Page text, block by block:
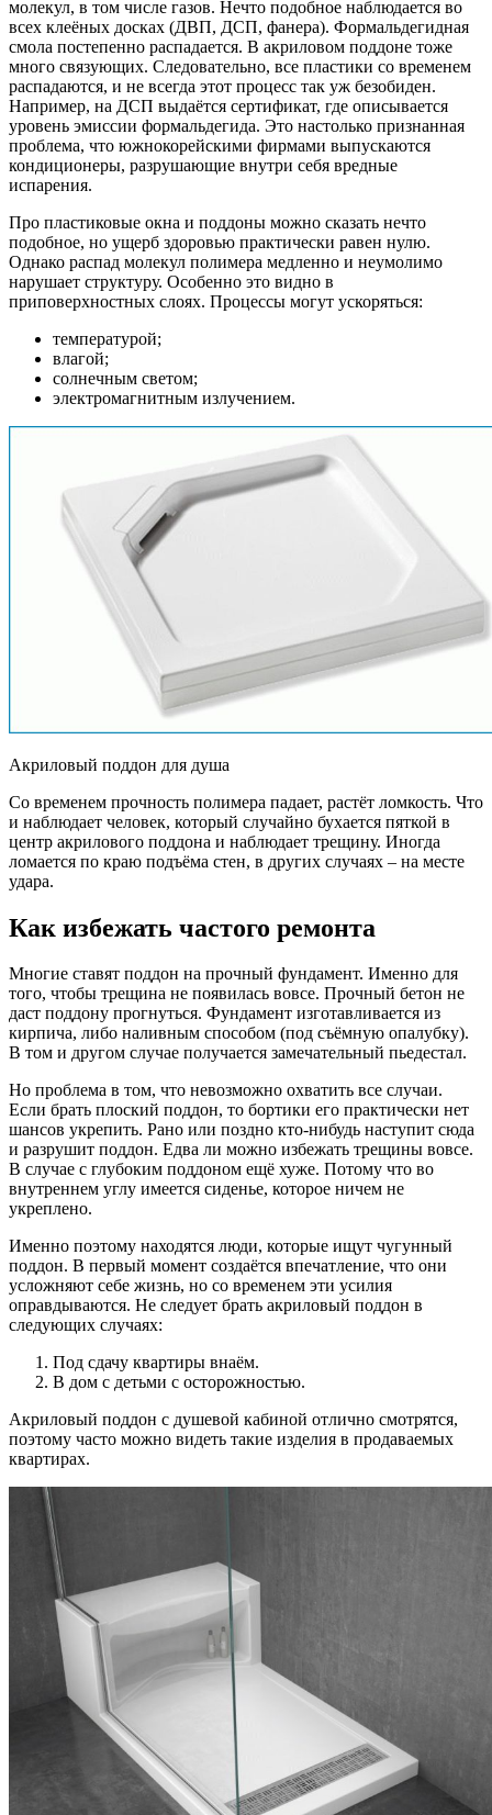
молекул, в том числе газов. Нечто подобное наблюдается во
всех клеёных досках (ДВП, ДСП, фанера). Формальдегидная
смола постепенно распадается. В акриловом поддоне тоже
много связующих. Следовательно, все пластики со временем
распадаются, и не всегда этот процесс так уж безобиден.
Например, на ДСП выдаётся сертификат, где описывается
уровень эмиссии формальдегида. Это настолько признанная
проблема, что южнокорейскими фирмами выпускаются
кондиционеры, разрушающие внутри себя вредные
испарения.
Про пластиковые окна и поддоны можно сказать нечто
подобное, но ущерб здоровью практически равен нулю.
Однако распад молекул полимера медленно и неумолимо
нарушает структуру. Особенно это видно в
приповерхностных слоях. Процессы могут ускоряться:
температурой;
влагой;
солнечным светом;
электромагнитным излучением.
Акриловый поддон для душа
Со временем прочность полимера падает, растёт ломкость. Что
и наблюдает человек, который случайно бухается пяткой в
центр акрилового поддона и наблюдает трещину. Иногда
ломается по краю подъёма стен, в других случаях – на месте
удара.
Как избежать частого ремонта
Многие ставят поддон на прочный фундамент. Именно для
того, чтобы трещина не появилась вовсе. Прочный бетон не
даст поддону прогнуться. Фундамент изготавливается из
кирпича, либо наливным способом (под съёмную опалубку).
В том и другом случае получается замечательный пьедестал.
Но проблема в том, что невозможно охватить все случаи.
Если брать плоский поддон, то бортики его практически нет
шансов укрепить. Рано или поздно кто-нибудь наступит сюда
и разрушит поддон. Едва ли можно избежать трещины вовсе.
В случае с глубоким поддоном ещё хуже. Потому что во
внутреннем углу имеется сиденье, которое ничем не
укреплено.
Именно поэтому находятся люди, которые ищут чугунный
поддон. В первый момент создаётся впечатление, что они
усложняют себе жизнь, но со временем эти усилия
оправдываются. Не следует брать акриловый поддон в
следующих случаях:
Под сдачу квартиры внаём.
В дом с детьми с осторожностью.
Акриловый поддон с душевой кабиной отлично смотрятся,
поэтому часто можно видеть такие изделия в продаваемых
квартирах.